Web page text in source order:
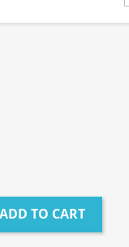
ADD TO CART